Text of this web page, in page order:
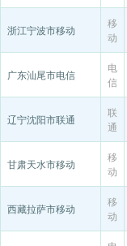
浙江宁波市移动
移
动
广东汕尾市电信
电
信
辽宁沈阳市联通
联
通
甘肃天水市移动
移
动
西藏拉萨市移动
移
动